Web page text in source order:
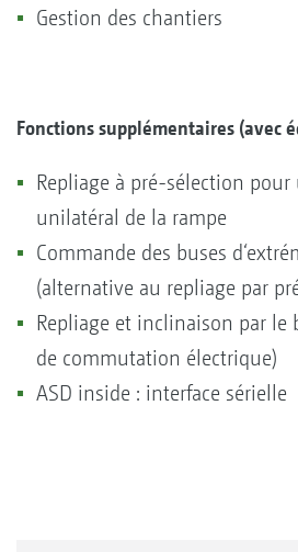
Gestion des chantiers
Fonctions supplémentaires (avec
Repliage à pré-sélection
unilatéral de la rampe
Commande des buses
(alternative au repliage par
Repliage et inclinaison par le
de commutation électrique)
ASD inside : interface sérielle